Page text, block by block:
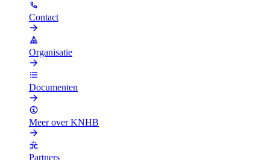
Contact
Organisatie
Documenten
Meer over KNHB
Partners